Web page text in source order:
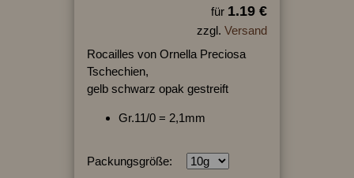
für 1.19 €
zzgl. Versand
Rocailles von Ornella Preciosa
Tschechien,
gelb schwarz opak gestreift
Gr.11/0 = 2,1mm
Packungsgröße: